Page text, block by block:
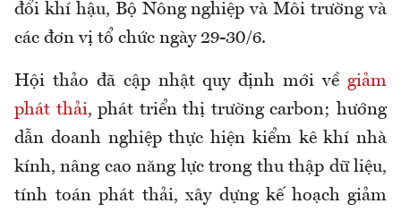
đổi khí hậu, Bộ Nông nghiệp và Môi trường và
các đơn vị tổ chức ngày 29-30/6.
Hội thảo đã cập nhật quy định mới về giảm
phát thải, phát triển thị trường carbon; hướng
dẫn doanh nghiệp thực hiện kiểm kê khí nhà
kính, nâng cao năng lực trong thu thập dữ liệu,
tính toán phát thải, xây dựng kế hoạch giảm